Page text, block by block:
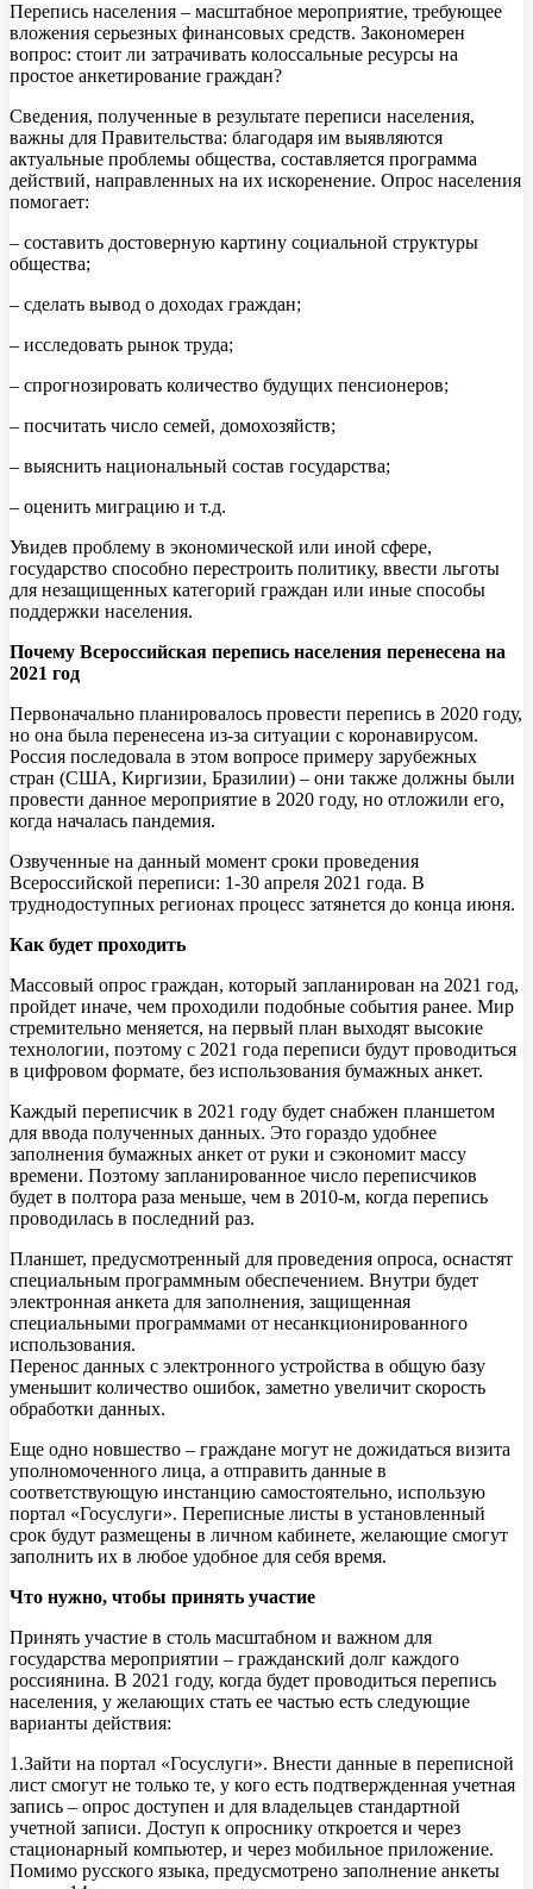
Перепись населения – масштабное мероприятие, требующее
вложения серьезных финансовых средств. Закономерен
вопрос: стоит ли затрачивать колоссальные ресурсы на
простое анкетирование граждан?
Сведения, полученные в результате переписи населения,
важны для Правительства: благодаря им выявляются
актуальные проблемы общества, составляется программа
действий, направленных на их искоренение. Опрос населения
помогает:
– составить достоверную картину социальной структуры
общества;
– сделать вывод о доходах граждан;
– исследовать рынок труда;
– спрогнозировать количество будущих пенсионеров;
– посчитать число семей, домохозяйств;
– выяснить национальный состав государства;
– оценить миграцию и т.д.
Увидев проблему в экономической или иной сфере,
государство способно перестроить политику, ввести льготы
для незащищенных категорий граждан или иные способы
поддержки населения.
Почему Всероссийская перепись населения перенесена на
2021 год
Первоначально планировалось провести перепись в 2020 году,
но она была перенесена из-за ситуации с коронавирусом.
Россия последовала в этом вопросе примеру зарубежных
стран (США, Киргизии, Бразилии) – они также должны были
провести данное мероприятие в 2020 году, но отложили его,
когда началась пандемия.
Озвученные на данный момент сроки проведения
Всероссийской переписи: 1-30 апреля 2021 года. В
труднодоступных регионах процесс затянется до конца июня.
Как будет проходить
Массовый опрос граждан, который запланирован на 2021 год,
пройдет иначе, чем проходили подобные события ранее. Мир
стремительно меняется, на первый план выходят высокие
технологии, поэтому с 2021 года переписи будут проводиться
в цифровом формате, без использования бумажных анкет.
Каждый переписчик в 2021 году будет снабжен планшетом
для ввода полученных данных. Это гораздо удобнее
заполнения бумажных анкет от руки и сэкономит массу
времени. Поэтому запланированное число переписчиков
будет в полтора раза меньше, чем в 2010-м, когда перепись
проводилась в последний раз.
Планшет, предусмотренный для проведения опроса, оснастят
специальным программным обеспечением. Внутри будет
электронная анкета для заполнения, защищенная
специальными программами от несанкционированного
использования.
Перенос данных с электронного устройства в общую базу
уменьшит количество ошибок, заметно увеличит скорость
обработки данных.
Еще одно новшество – граждане могут не дожидаться визита
уполномоченного лица, а отправить данные в
соответствующую инстанцию самостоятельно, использую
портал «Госуслуги». Переписные листы в установленный
срок будут размещены в личном кабинете, желающие смогут
заполнить их в любое удобное для себя время.
Что нужно, чтобы принять участие
Принять участие в столь масштабном и важном для
государства мероприятии – гражданский долг каждого
россиянина. В 2021 году, когда будет проводиться перепись
населения, у желающих стать ее частью есть следующие
варианты действия:
1.Зайти на портал «Госуслуги». Внести данные в переписной
лист смогут не только те, у кого есть подтвержденная учетная
запись – опрос доступен и для владельцев стандартной
учетной записи. Доступ к опроснику откроется и через
стационарный компьютер, и через мобильное приложение.
Помимо русского языка, предусмотрено заполнение анкеты